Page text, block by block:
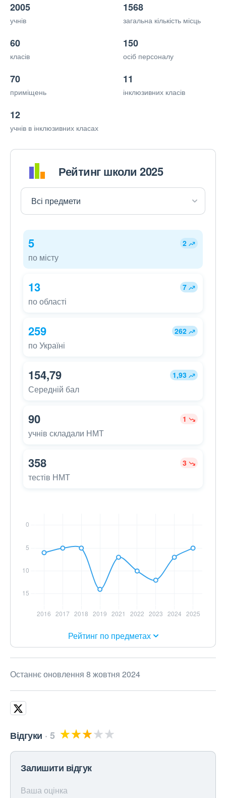
2005
учнів
1568
загальна кількість місць
60
класів
150
осіб персоналу
70
приміщень
11
інклюзивних класів
12
учнів в інклюзивних класах
Рейтинг школи 2025
5 2
по місту
13 7
по області
259 262
по Україні
154,79 1,93
Середній бал
90 1
учнів складали НМТ
358 3
тестів НМТ
Рейтинг по предметах
Останнє оновлення 8 жовтня 2024
Відгуки 5
Залишити відгук
Ваша оцінка